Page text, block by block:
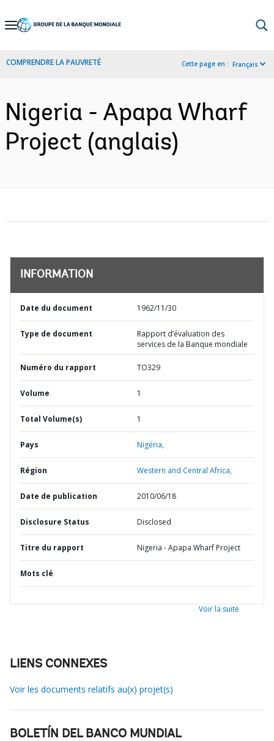
Skip
Navigation
COMPRENDRE LA PAUVRETÉ Cette page en : Français
Nigeria - Apapa Wharf
Project (anglais)
INFORMATION
Date du document 1962/11/30
Type de document
Rapport d’évaluation des
services de la Banque mondiale
Numéro du rapport TO329
Volume 1
Total Volume(s) 1
Pays Nigéria,
Région Western and Central Africa,
Date de publication 2010/06/18
Disclosure Status Disclosed
Titre du rapport Nigeria - Apapa Wharf Project
Mots clé
Voir la suite
LIENS CONNEXES
Voir les documents relatifs au(x) projet(s)
BOLETÍN DEL BANCO MUNDIAL